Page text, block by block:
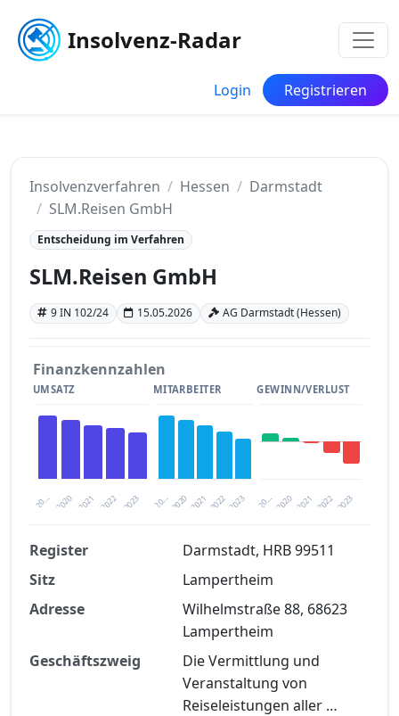
Insolvenz-Radar
Login Registrieren
Insolvenzverfahren Hessen
Darmstadt
SLM.Reisen GmbH
Entscheidung im Verfahren
SLM.Reisen GmbH
9 IN 102/24 15.05.2026 AG Darmstadt (Hessen)
Finanzkennzahlen
UMSATZ
20… 2021 2023
2020 2022
MITARBEITER
20… 2021 2023
2020 2022
GEWINN/VERLUST
20… 2021 2023
2020 2022
Finanzkennzahlen nach kostenloser
Registrierung verfügbar
Jetzt kostenlos registrieren
Register
Darmstadt, HRB 99511
Sitz
Lampertheim
Adresse
Wilhelmstraße 88, 68623
Lampertheim
Geschäftszweig
Die Vermittlung und
Veranstaltung von
Reiseleistungen aller …